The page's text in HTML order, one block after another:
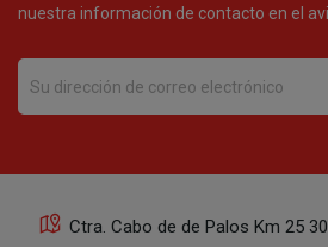
nuestra información de contacto en el
Ctra. Cabo de de Palos Km 25